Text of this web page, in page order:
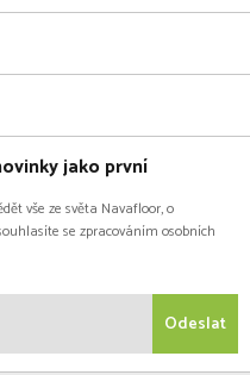
jako první
vše ze světa Navafloor, o
se zpracováním osobních
Odeslat